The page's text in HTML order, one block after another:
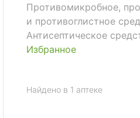
Противомикробное,
и противоглистное
Антисептическое
Избранное
Найдено в 1 аптеке